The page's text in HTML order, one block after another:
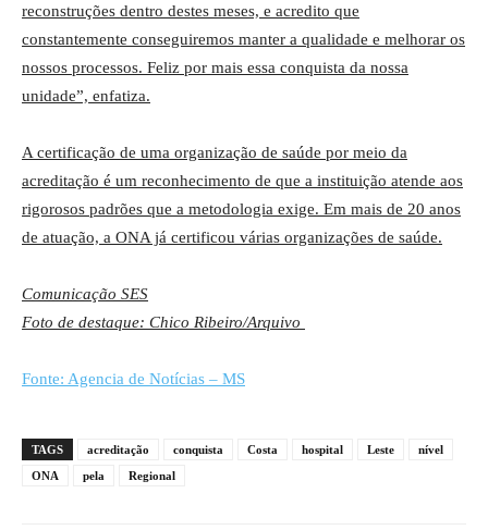
reconstruções dentro destes meses, e acredito que
constantemente conseguiremos manter a qualidade e melhorar os
nossos processos. Feliz por mais essa conquista da nossa
unidade”, enfatiza.
A certificação de uma organização de saúde por meio da
acreditação é um reconhecimento de que a instituição atende aos
rigorosos padrões que a metodologia exige. Em mais de 20 anos
de atuação, a ONA já certificou várias organizações de saúde.
Comunicação SES
Foto de destaque: Chico Ribeiro/Arquivo
Fonte: Agencia de Notícias – MS
TAGS acreditação conquista Costa hospital Leste
nível
ONA
pela Regional